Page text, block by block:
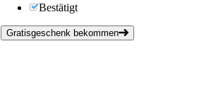
Bestätigt
Gratisgeschenk bekommen